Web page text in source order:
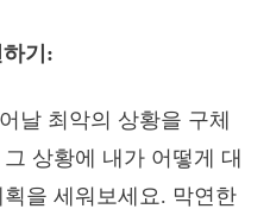
기:
날 최악의 상황을 구체
상황에 내가 어떻게 대
을 세워보세요. 막연한